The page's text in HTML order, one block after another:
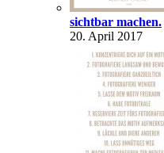
sichtbar machen.
20. April 2017